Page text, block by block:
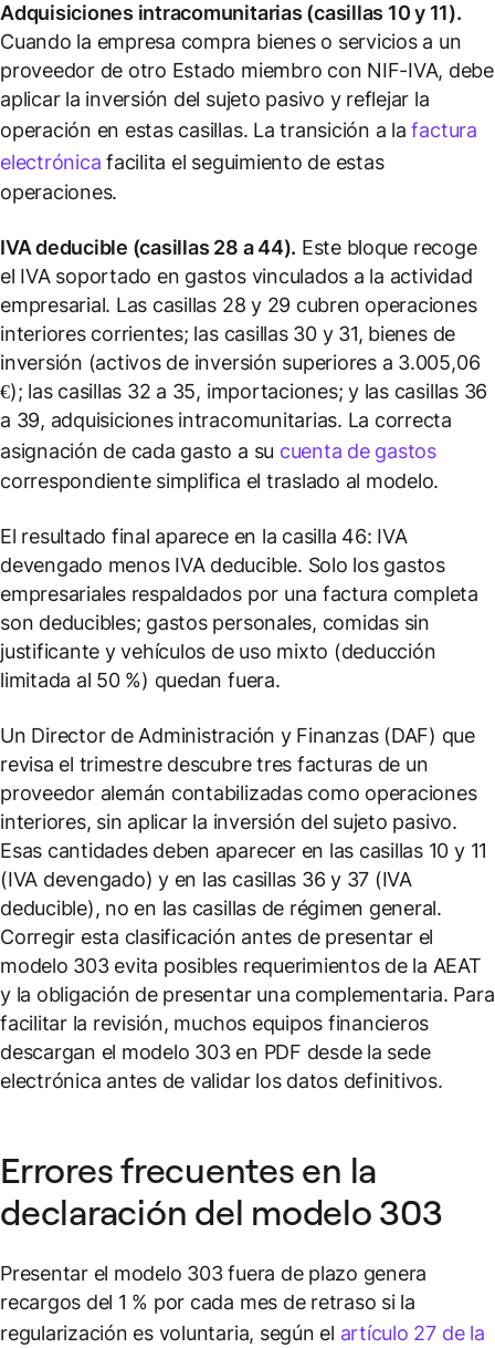
Adquisiciones intracomunitarias (casillas 10 y 11).
Cuando la empresa compra bienes o servicios a un
proveedor de otro Estado miembro con NIF-IVA, debe
aplicar la inversión del sujeto pasivo y reflejar la
operación en estas casillas. La transición a lafactura
electrónica facilita el seguimiento de estas
operaciones.
IVA deducible (casillas 28 a 44). Este bloque recoge
el IVA soportado en gastos vinculados a la actividad
empresarial. Las casillas 28 y 29 cubren operaciones
interiores corrientes; las casillas 30 y 31, bienes de
inversión (activos de inversión superiores a 3.005,06
€); las casillas 32 a 35, importaciones; y las casillas 36
a 39, adquisiciones intracomunitarias. La correcta
asignación de cada gasto a su cuenta de gastos
correspondiente simplifica el traslado al modelo.
El resultado final aparece en la casilla 46: IVA
devengado menos IVA deducible. Solo los gastos
empresariales respaldados por una factura completa
son deducibles; gastos personales, comidas sin
justificante y vehículos de uso mixto (deducción
limitada al 50 %) quedan fuera.
Un Director de Administración y Finanzas (DAF) que
revisa el trimestre descubre tres facturas de un
proveedor alemán contabilizadas como operaciones
interiores, sin aplicar la inversión del sujeto pasivo.
Esas cantidades deben aparecer en las casillas 10 y 11
(IVA devengado) y en las casillas 36 y 37 (IVA
deducible), no en las casillas de régimen general.
Corregir esta clasificación antes de presentar el
modelo 303 evita posibles requerimientos de la AEAT
y la obligación de presentar una complementaria. Para
facilitar la revisión, muchos equipos financieros
descargan el modelo 303 en PDF desde la sede
electrónica antes de validar los datos definitivos.
Errores frecuentes en la
declaración del modelo 303
Presentar el modelo 303 fuera de plazo genera
recargos del 1 % por cada mes de retraso si la
regularización es voluntaria, según el artículo 27 de la